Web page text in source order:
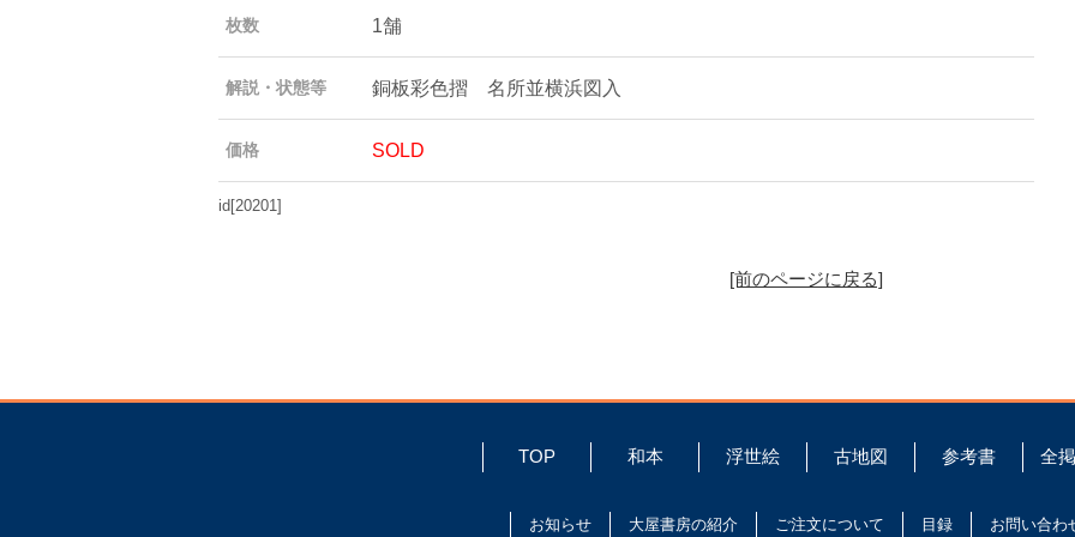
枚数 1舗
解説・状態等 銅板彩色摺 名所並横浜図入
価格 SOLD
id[20201]
[前のページに戻る]
TOP 和本 浮世絵 古地図 参考書 全
お知らせ 大屋書房の紹介 ご注文について 目録 お問い合わ